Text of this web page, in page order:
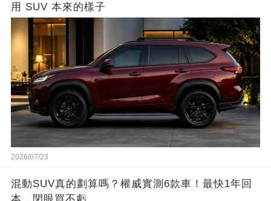
用 SUV 本來的樣子
2026/07/23
混動SUV真的劃算嗎？權威實測6款車！最快1年回